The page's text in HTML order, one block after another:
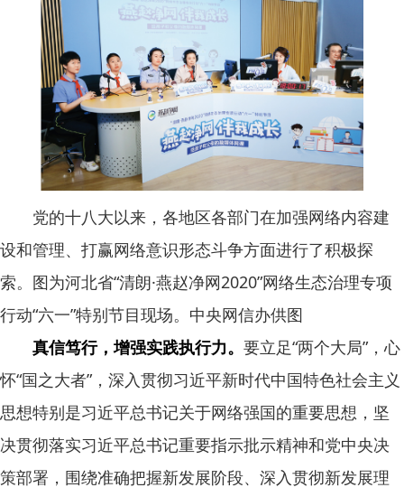
党的十八大以来，各地区各部门在加强网络内容建
设和管理、打赢网络意识形态斗争方面进行了积极探
索。图为河北省“清朗·燕赵净网2020”网络生态治理专项
行动“六一”特别节目现场。中央网信办供图
真信笃行，增强实践执行力。 要立足“两个大局”，心
怀“国之大者”，深入贯彻习近平新时代中国特色社会主义
思想特别是习近平总书记关于网络强国的重要思想，坚
决贯彻落实习近平总书记重要指示批示精神和党中央决
策部署，围绕准确把握新发展阶段、深入贯彻新发展理